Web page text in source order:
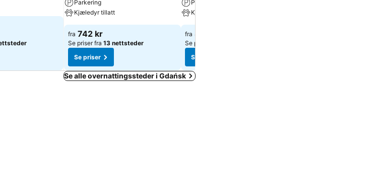
Parkering
Kjæledyr tillatt
fra 742 kr
Se priser fra 13 nettsteder
Se priser
Parkering
Kjæledyr tillatt
fra 870 kr
Se priser fra
Se priser
Se alle overnattingssteder i Gdańsk